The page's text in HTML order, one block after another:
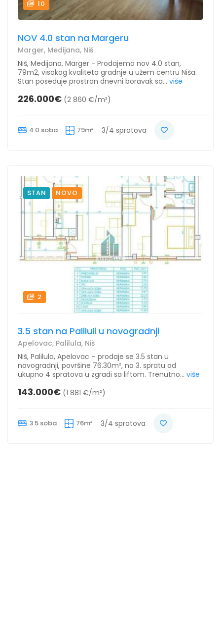
10
NOV 4.0 stan na Margeru
Marger, Medijana, Niš
Niš, Medijana, Marger - Prodajemo nov 4.0 stan,
79m2, visokog kvaliteta gradnje u užem centru Niša.
Stan poseduje prostran dnevni boravak sa... više
226.000€ (2 860 €/m²)
4.0 soba 79m² 3/4 spratova
STAN NOVO
2
3.5 stan na Paliluli u novogradnji
Apelovac, Palilula, Niš
Niš, Palilula, Apelovac – prodaje se 3.5 stan u
novogradnji, površine 76.30m², na 3. spratu od
ukupno 4 spratova u zgradi sa liftom. Trenutno... više
143.000€ (1 881 €/m²)
3.5 soba 76m² 3/4 spratova